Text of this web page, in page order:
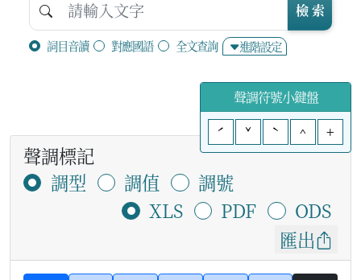
詞目音讀 對應國語 全文查詢 進階設定
檢 索
聲調符號小鍵盤
ˊ
ˇ ˋ ^ +
聲調標記
調型
調值
調號
XLS
PDF
ODS
匯出